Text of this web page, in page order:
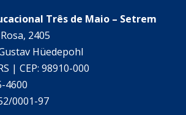
Três de Maio – Setrem
2405
Hüedepohl
| CEP: 98910-000
4600
0001-97